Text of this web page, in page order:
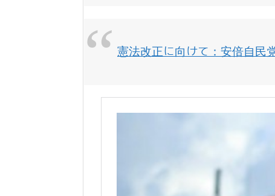
憲法改正に向けて：安倍自民